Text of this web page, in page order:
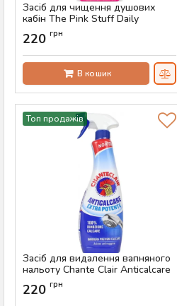
Засіб для чищення душових
кабін The Pink Stuff Daily
Shower & Shine, 850 мл
Артикул:
220 грн
В кошик
Топ продажів
Засіб для видалення вапняного
нальоту Chante Clair Anticalcare
Extra Potente, 625 мл
Артикул:
220 грн